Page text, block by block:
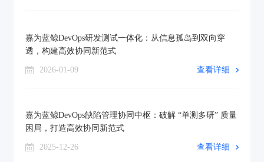
嘉为蓝鲸DevOps研发测试一体化：从信息孤岛到双向穿
透，构建高效协同新范式
2026-01-09 查看详细
嘉为蓝鲸DevOps缺陷管理协同中枢：破解 “单测多研” 质量
困局，打造高效协同新范式
2025-12-26 查看详细